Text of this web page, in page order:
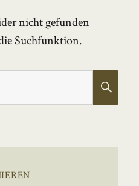
nicht gefunden
Suchfunktion.